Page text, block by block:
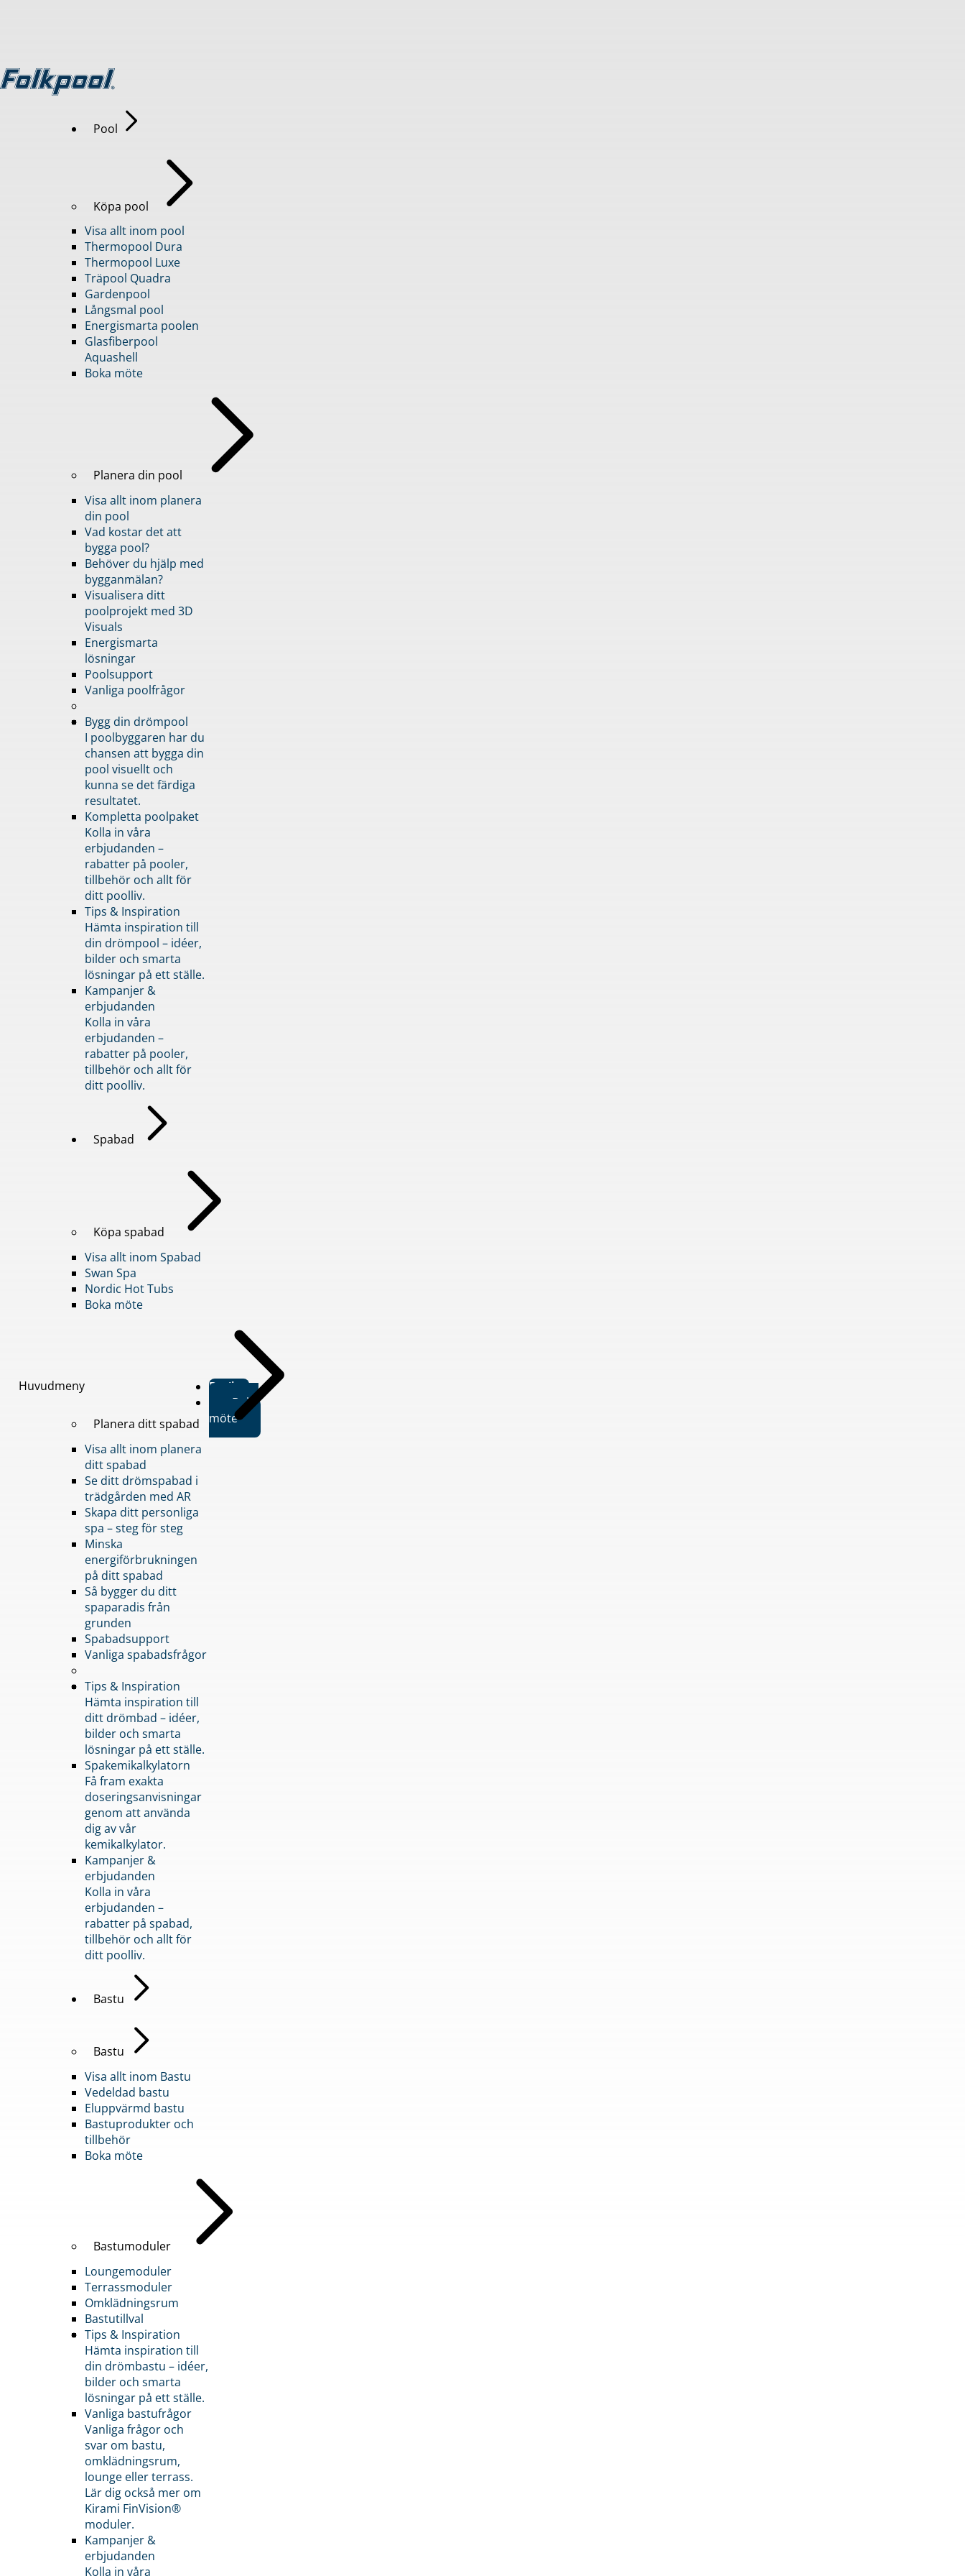
Huvudmeny
Pool
Köpa pool
Visa allt inom pool
Thermopool Dura
Thermopool Luxe
Träpool Quadra
Gardenpool
Långsmal pool
Energismarta poolen
Glasfiberpool
Aquashell
Boka möte
Planera din pool
Visa allt inom planera
din pool
Vad kostar det att
bygga pool?
Behöver du hjälp med
bygganmälan?
Visualisera ditt
poolprojekt med 3D
Visuals
Energismarta
lösningar
Poolsupport
Vanliga poolfrågor
Bygg din drömpool
I poolbyggaren har du
chansen att bygga din
pool visuellt och
kunna se det färdiga
resultatet.
Kompletta poolpaket
Kolla in våra
erbjudanden –
rabatter på pooler,
tillbehör och allt för
ditt poolliv.
Tips & Inspiration
Hämta inspiration till
din drömpool – idéer,
bilder och smarta
lösningar på ett ställe.
Kampanjer &
erbjudanden
Kolla in våra
erbjudanden –
rabatter på pooler,
tillbehör och allt för
ditt poolliv.
Spabad
Köpa spabad
Visa allt inom Spabad
Swan Spa
Nordic Hot Tubs
Boka möte
Planera ditt spabad
Visa allt inom planera
ditt spabad
Se ditt drömspabad i
trädgården med AR
Skapa ditt personliga
spa – steg för steg
Minska
energiförbrukningen
på ditt spabad
Så bygger du ditt
spaparadis från
grunden
Spabadsupport
Vanliga spabadsfrågor
Tips & Inspiration
Hämta inspiration till
ditt drömbad – idéer,
bilder och smarta
lösningar på ett ställe.
Spakemikalkylatorn
Få fram exakta
doseringsanvisningar
genom att använda
dig av vår
kemikalkylator.
Kampanjer &
erbjudanden
Kolla in våra
erbjudanden –
rabatter på spabad,
tillbehör och allt för
ditt poolliv.
Bastu
Bastu
Visa allt inom Bastu
Vedeldad bastu
Eluppvärmd bastu
Bastuprodukter och
tillbehör
Boka möte
Bastumoduler
Loungemoduler
Terrassmoduler
Omklädningsrum
Bastutillval
Tips & Inspiration
Hämta inspiration till
din drömbastu – idéer,
bilder och smarta
lösningar på ett ställe.
Vanliga bastufrågor
Vanliga frågor och
svar om bastu,
omklädningsrum,
lounge eller terrass.
Lär dig också mer om
Kirami FinVision®
moduler.
Kampanjer &
erbjudanden
Kolla in våra
Butiker
Boka
möte